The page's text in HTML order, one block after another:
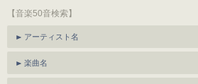
【音楽50音検索】
アーティスト名
楽曲名